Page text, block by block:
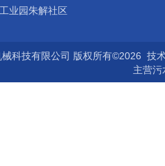
业园朱解社区
械科技有限公司 版权所有©2026 技
主营污